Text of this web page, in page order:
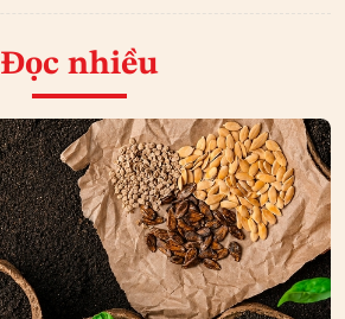
Đọc nhiều